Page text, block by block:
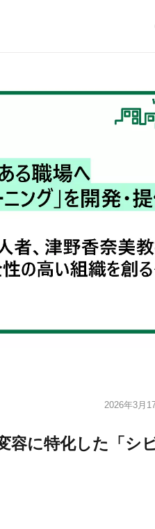
2026年3月
容に特化した「シ